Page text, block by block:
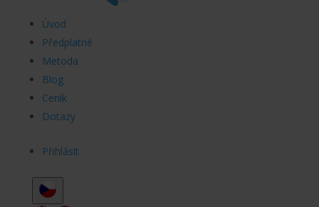
Úvod
Předplatné
Metoda
Blog
Ceník
Dotazy
Přihlásit